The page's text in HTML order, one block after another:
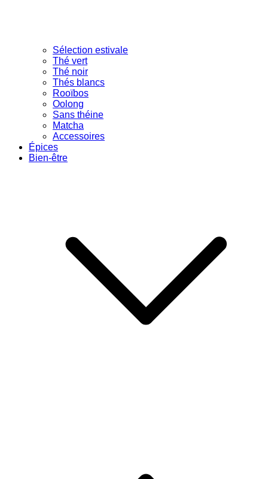
Sélection estivale
Thé vert
Thé noir
Thés blancs
Rooïbos
Oolong
Sans théine
Matcha
Accessoires
Épices
Bien-être